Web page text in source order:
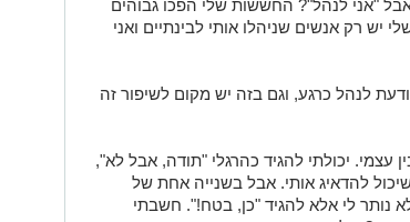
"אני לנהל"? החששות שלי הפכו גבוהים
יש רק אנשים שניהלו אותי לבינתיים ואני
לנהל כרגע, וגם בזה יש מקום לשיפור זה
עצמי. יכולתי להגיד כהרגלי "תודה, אבל לא",
להדאיג אותי. אבל בשנייה אחת של
נותר לי אלא להגיד "כן, בטח!". חשבתי